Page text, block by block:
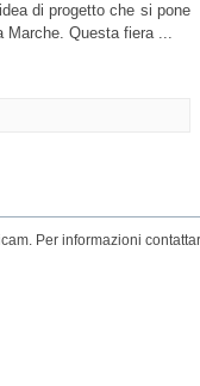
di progetto che si pone
Marche. Questa fiera ...
Per informazioni